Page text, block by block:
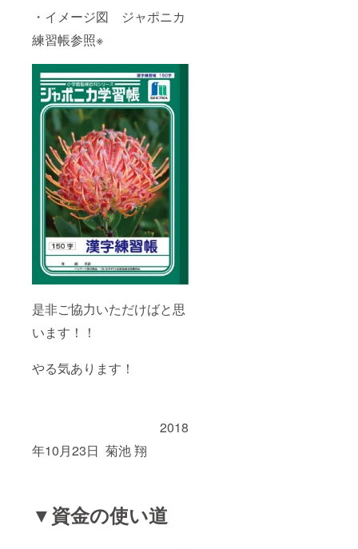
・イメージ図 ジャポニカ
練習帳参照※
是非ご協力いただけばと思
います！！
やる気あります！
2018
年10月23日 菊池 翔
▼資金の使い道